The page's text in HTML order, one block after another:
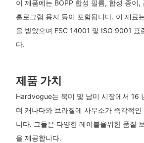
이 제품에는 BOPP 합성 필름, 합성 종이,
홀로그램 용지 등이 포함됩니다. 이 재료
을 받았으며 FSC 14001 및 ISO 9001 표
다.
제품 가치
Hardvogue는 북미 및 남미 시장에서 16
며 캐나다와 브라질에 사무소가 즉각적
니다. 그들은 다양한 레이블을위한 품질
을 제공합니다.